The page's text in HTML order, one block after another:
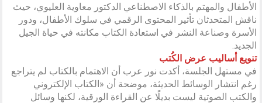
الأطفال والمهتم بالذكاء الاصطناعي الدكتور معاوية العليوي، حيث
ناقش المتحدثان تأثير المحتوى الرقمي في سلوك الأطفال، ودور
الأسرة وصناعة النشر في استعادة الكتاب مكانته في حياة الجيل
الجديد.
تنويع أساليب عرض الكُتب
في مستهل الجلسة، أكدت نور عرب أن الاهتمام بالكتاب لم يتراجع
رغم انتشار الوسائط الحديثة، موضحة أن «الكتاب الإلكتروني
والكتب الصوتية ليست بديلًا عن القراءة الورقية، لكنها وسائل